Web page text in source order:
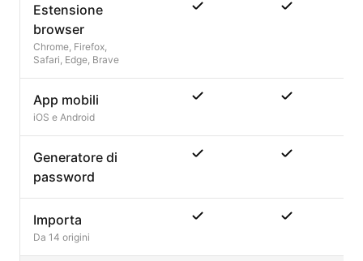
Estensione
browser
Chrome, Firefox,
Safari, Edge, Brave
App mobili
iOS e Android
Generatore di
password
Importa
Da 14 origini